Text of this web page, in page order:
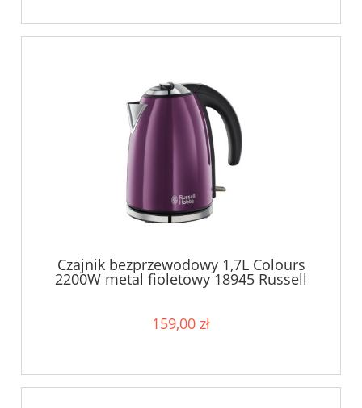
Czajnik bezprzewodowy 1,7L Colours
2200W metal fioletowy 18945 Russell
Hobbs
159,00 zł